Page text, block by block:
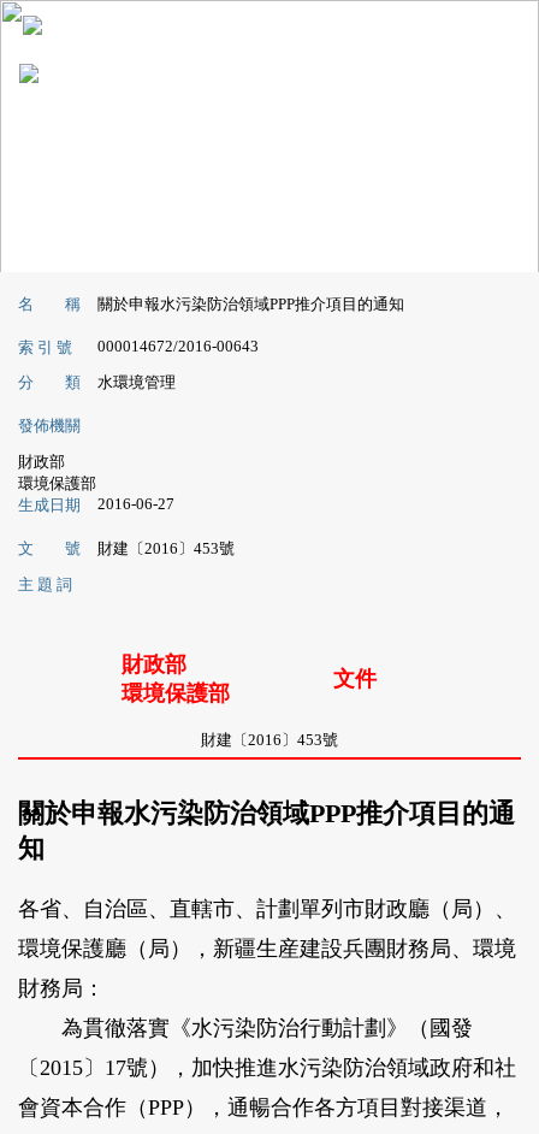
名 稱 關於申報水污染防治領域PPP推介項目的通知
索 引 號 000014672/2016-00643
分 類 水環境管理
發佈機關
財政部
環境保護部
生成日期
2016-06-27
文 號
財建〔2016〕453號
主 題 詞
財政部
環境保護部
文件
財建〔2016〕453號
關於申報水污染防治領域PPP推介項目的通
知
各省、自治區、直轄市、計劃單列市財政廳（局）、
環境保護廳（局），新疆生産建設兵團財務局、環境
財務局：
為貫徹落實《水污染防治行動計劃》（國發
〔2015〕17號），加快推進水污染防治領域政府和社
會資本合作（PPP），通暢合作各方項目對接渠道，